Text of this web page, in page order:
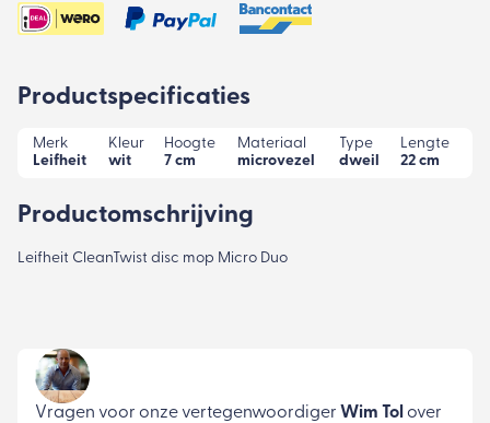
Productspecificaties
Merk
Leifheit
Kleur
wit
Hoogte
7 cm
Materiaal
microvezel
Type
dweil
Lengte
22 cm
Productomschrijving
Leifheit CleanTwist disc mop Micro Duo
Vragen voor onze vertegenwoordiger Wim Tol over